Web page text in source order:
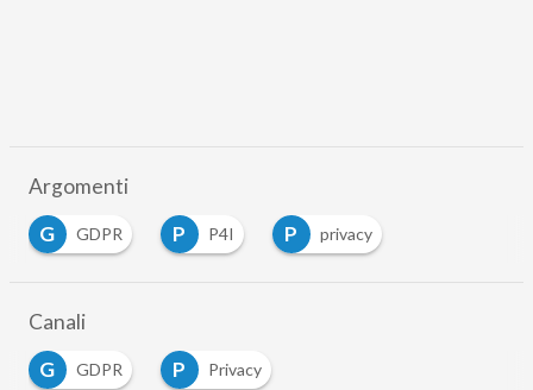
Argomenti
G
GDPR P P4I P privacy
Canali
G
GDPR P Privacy